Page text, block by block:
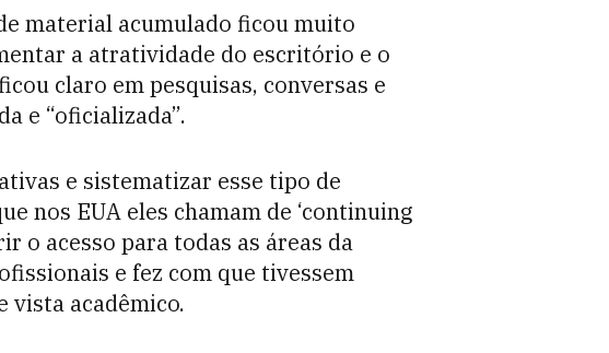
material acumulado ficou muito
a atratividade do escritório e o
claro em pesquisas, conversas e
e “oficializada”.
e sistematizar esse tipo de
nos EUA eles chamam de ‘continuing
o acesso para todas as áreas da
e fez com que tivessem
vista acadêmico.